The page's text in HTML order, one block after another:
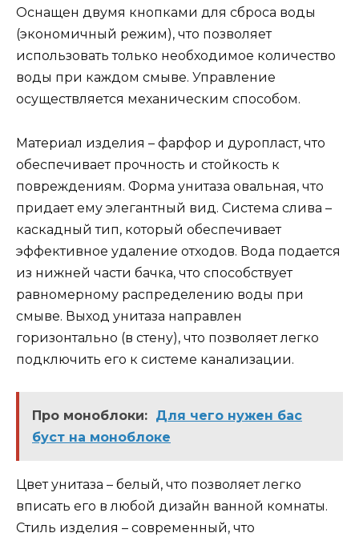
Оснащен двумя кнопками для сброса воды
(экономичный режим), что позволяет
использовать только необходимое количество
воды при каждом смыве. Управление
осуществляется механическим способом.
Материал изделия – фарфор и дуропласт, что
обеспечивает прочность и стойкость к
повреждениям. Форма унитаза овальная, что
придает ему элегантный вид. Система слива –
каскадный тип, который обеспечивает
эффективное удаление отходов. Вода подается
из нижней части бачка, что способствует
равномерному распределению воды при
смыве. Выход унитаза направлен
горизонтально (в стену), что позволяет легко
подключить его к системе канализации.
Про моноблоки: Для чего нужен бас
буст на моноблоке
Цвет унитаза – белый, что позволяет легко
вписать его в любой дизайн ванной комнаты.
Стиль изделия – современный, что